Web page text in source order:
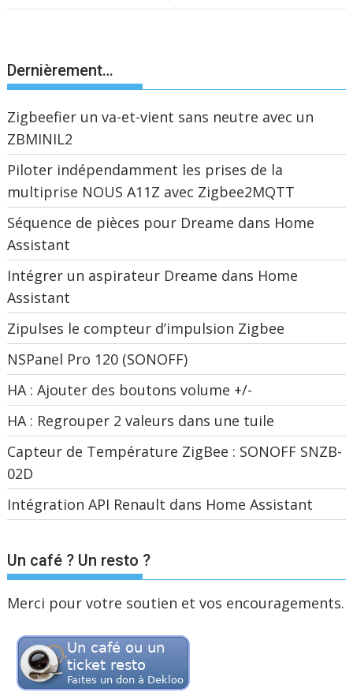
Dernièrement…
Zigbeefier un va-et-vient sans neutre avec un
ZBMINIL2
Piloter indépendamment les prises de la
multiprise NOUS A11Z avec Zigbee2MQTT
Séquence de pièces pour Dreame dans Home
Assistant
Intégrer un aspirateur Dreame dans Home
Assistant
Zipulses le compteur d’impulsion Zigbee
NSPanel Pro 120 (SONOFF)
HA : Ajouter des boutons volume +/-
HA : Regrouper 2 valeurs dans une tuile
Capteur de Température ZigBee : SONOFF SNZB-
02D
Intégration API Renault dans Home Assistant
Un café ? Un resto ?
Merci pour votre soutien et vos encouragements.